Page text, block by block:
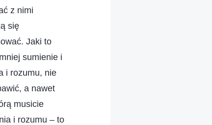
z nimi
się
Jaki to
sumienie i
i rozumu, nie
a nawet
musicie
i rozumu – to